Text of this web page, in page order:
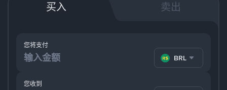
买入 卖出
您将支付
BRL
您收到